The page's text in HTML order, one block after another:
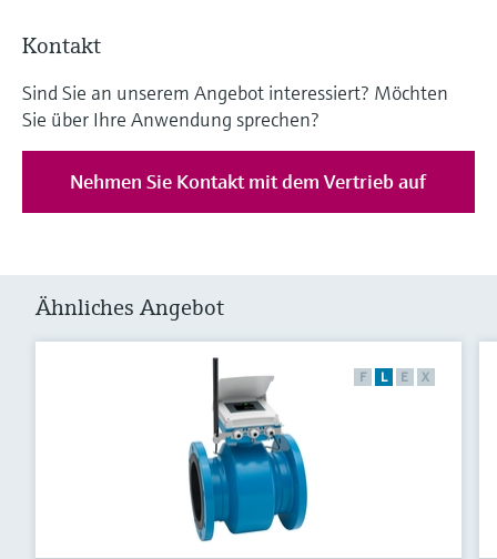
Kontakt
Sind Sie an unserem Angebot interessiert? Möchten
Sie über Ihre Anwendung sprechen?
Nehmen Sie Kontakt mit dem Vertrieb auf
Ähnliches Angebot
F L E X